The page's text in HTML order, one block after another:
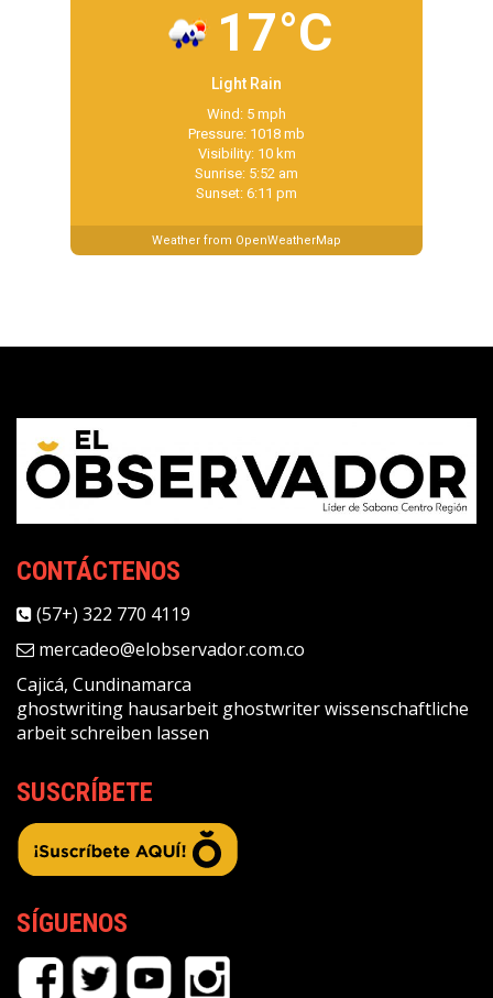
17°C
Light Rain
Wind: 5 mph
Pressure: 1018 mb
Visibility: 10 km
Sunrise: 5:52 am
Sunset: 6:11 pm
Weather from OpenWeatherMap
CONTÁCTENOS
(57+) 322 770 4119
mercadeo@elobservador.com.co
Cajicá, Cundinamarca
ghostwriting hausarbeit ghostwriterwissenschaftliche
arbeit schreiben lassen
SUSCRÍBETE
SÍGUENOS